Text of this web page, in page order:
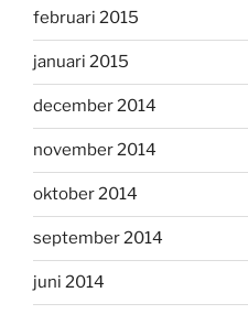
februari 2015
januari 2015
december 2014
november 2014
oktober 2014
september 2014
juni 2014